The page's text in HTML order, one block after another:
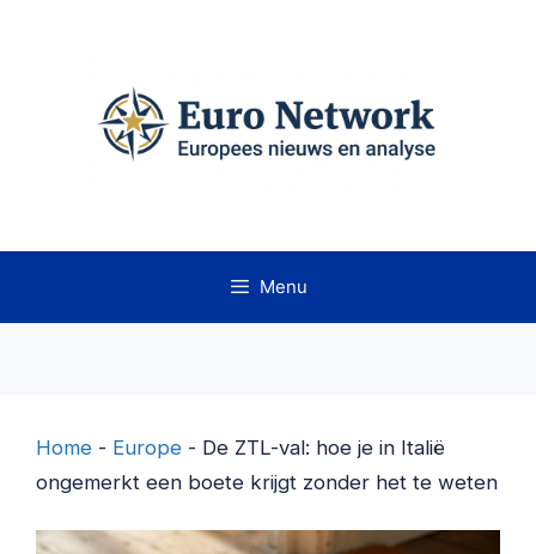
Menu
Home - Europe - De ZTL-val: hoe je in Italië
ongemerkt een boete krijgt zonder het te weten